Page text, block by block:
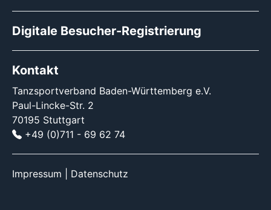
Digitale Besucher-Registrierung
Kontakt
Tanzsportverband Baden-Württemberg e.V.
Paul-Lincke-Str. 2
70195 Stuttgart
+49 (0)711 - 69 62 74
Impressum Datenschutz